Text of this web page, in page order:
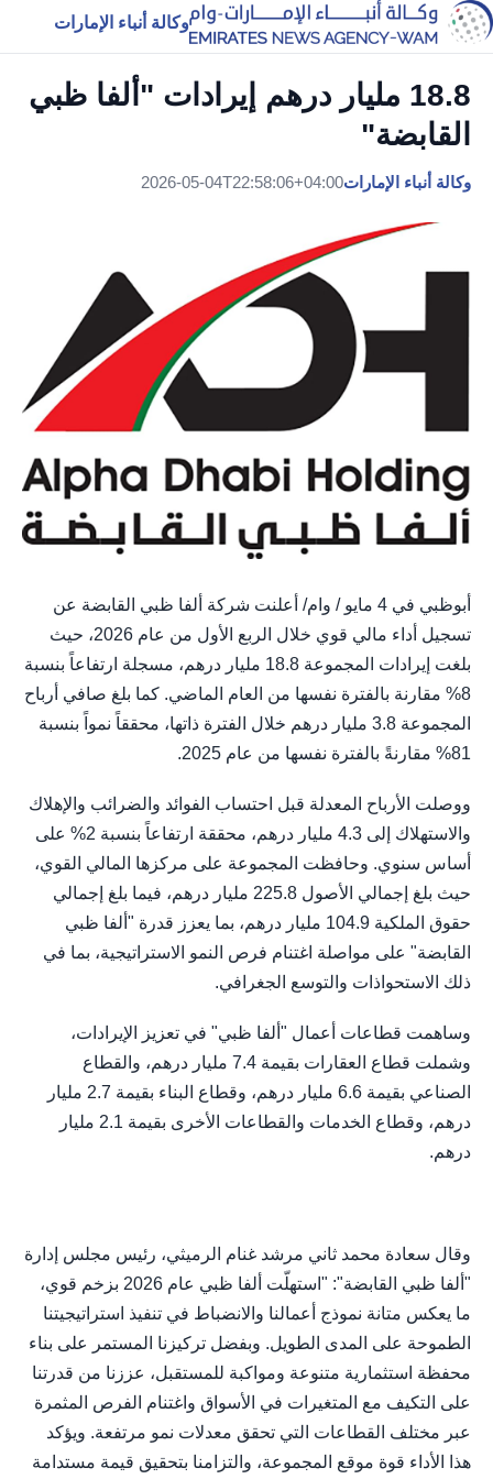
وكالة أنباء الإمارات
18.8 مليار درهم إيرادات "ألفا ظبي
القابضة"
وكالة أنباء الإمارات2026-05-04T22:58:06+04:00
أبوظبي في 4 مايو / وام/ أعلنت شركة ألفا ظبي القابضة عن
تسجيل أداء مالي قوي خلال الربع الأول من عام 2026، حيث
بلغت إيرادات المجموعة 18.8 مليار درهم، مسجلة ارتفاعاً بنسبة
8% مقارنة بالفترة نفسها من العام الماضي. كما بلغ صافي أرباح
المجموعة 3.8 مليار درهم خلال الفترة ذاتها، محققاً نمواً بنسبة
81% مقارنةً بالفترة نفسها من عام 2025.
ووصلت الأرباح المعدلة قبل احتساب الفوائد والضرائب والإهلاك
والاستهلاك إلى 4.3 مليار درهم، محققة ارتفاعاً بنسبة 2% على
أساس سنوي. وحافظت المجموعة على مركزها المالي القوي،
حيث بلغ إجمالي الأصول 225.8 مليار درهم، فيما بلغ إجمالي
حقوق الملكية 104.9 مليار درهم، بما يعزز قدرة "ألفا ظبي
القابضة" على مواصلة اغتنام فرص النمو الاستراتيجية، بما في
ذلك الاستحواذات والتوسع الجغرافي.
وساهمت قطاعات أعمال "ألفا ظبي" في تعزيز الإيرادات،
وشملت قطاع العقارات بقيمة 7.4 مليار درهم، والقطاع
الصناعي بقيمة 6.6 مليار درهم، وقطاع البناء بقيمة 2.7 مليار
درهم، وقطاع الخدمات والقطاعات الأخرى بقيمة 2.1 مليار
درهم.
وقال سعادة محمد ثاني مرشد غنام الرميثي، رئيس مجلس إدارة
"ألفا ظبي القابضة": "استهلّت ألفا ظبي عام 2026 بزخم قوي،
ما يعكس متانة نموذج أعمالنا والانضباط في تنفيذ استراتيجيتنا
الطموحة على المدى الطويل. وبفضل تركيزنا المستمر على بناء
محفظة استثمارية متنوعة ومواكبة للمستقبل، عززنا من قدرتنا
على التكيف مع المتغيرات في الأسواق واغتنام الفرص المثمرة
عبر مختلف القطاعات التي تحقق معدلات نمو مرتفعة. ويؤكد
هذا الأداء قوة موقع المجموعة، والتزامنا بتحقيق قيمة مستدامة